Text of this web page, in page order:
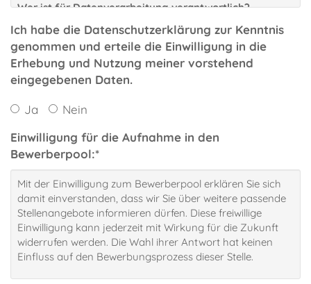
Wer ist für Datenverarbeitung verantwortlich?
Verantwortlicher im Sinne des Datenschutzrecht ist die
Rahmer Dienstleistungen GmbH
Industriestraße 16
90441 Nürnberg
Sie finden weitere Informationen zu unserem
Personen und auch weitere Kontaktmöglichkeiten in
https://dienstleistungen.rahmer.de/impressum
Welche Daten von Ihnen werden von uns verarbeitet?
Wir verarbeiten die Daten, die Sie uns im Zusammenhang
mit Ihrer Bewerbung zugesendet haben, um Ihre Eignung
für die Stelle (oder ggf. andere offene Positionen in
unseren Unternehmen) zu prüfen und das
Bewerbungsverfahren durchzuführen.
Ich habe die Datenschutzerklärung zur Kenntnis
genommen und erteile die Einwilligung in die
Erhebung und Nutzung meiner vorstehend
eingegebenen Daten.
Ja
Nein
Einwilligung für die Aufnahme in den
Bewerberpool:*
Mit der Einwilligung zum Bewerberpool erklären Sie sich
damit einverstanden, dass wir Sie über weitere passende
Stellenangebote informieren dürfen. Diese freiwillige
Einwilligung kann jederzeit mit Wirkung für die Zukunft
widerrufen werden. Die Wahl ihrer Antwort hat keinen
Einfluss auf den Bewerbungsprozess dieser Stelle.